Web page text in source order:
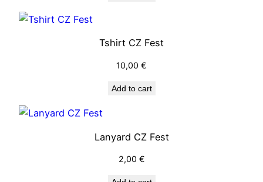
Tshirt CZ Fest
10,00 €
Add to cart
Lanyard CZ Fest
2,00 €